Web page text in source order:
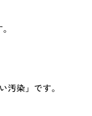
染」です。